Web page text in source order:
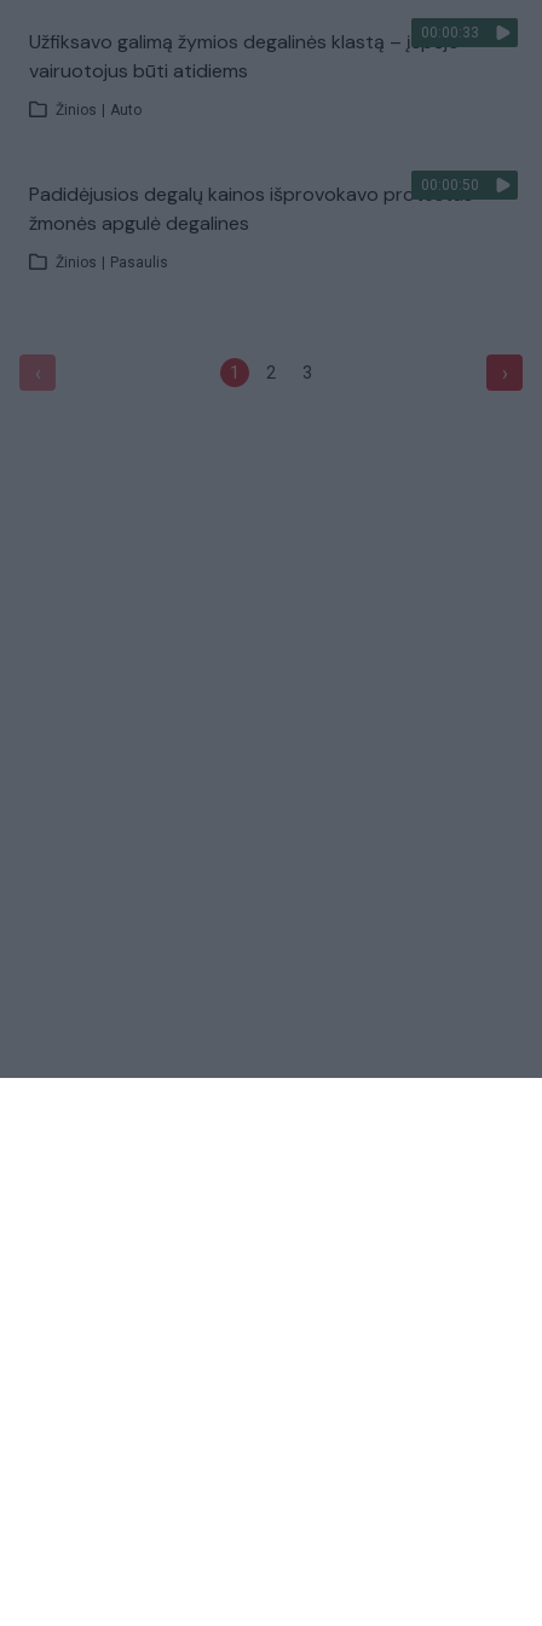
00:00:33
Užfiksavo galimą žymios degalinės klastą – įspėjo
vairuotojus būti atidiems
Žinios Auto
00:00:50
Padidėjusios degalų kainos išprovokavo protestus –
žmonės apgulė degalines
Žinios Pasaulis
‹ 1 2 3 ›